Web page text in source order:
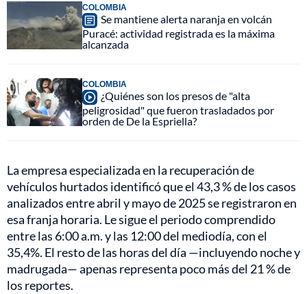
COLOMBIA
Se mantiene alerta naranja en volcán
Puracé: actividad registrada es la máxima
alcanzada
COLOMBIA
¿Quiénes son los presos de "alta
peligrosidad" que fueron trasladados por
orden de De la Espriella?
La empresa especializada en la recuperación de
vehículos hurtados identificó que el 43,3 % de los casos
analizados entre abril y mayo de 2025 se registraron en
esa franja horaria. Le sigue el periodo comprendido
entre las 6:00 a.m. y las 12:00 del mediodía, con el
35,4%. El resto de las horas del día —incluyendo noche y
madrugada— apenas representa poco más del 21 % de
los reportes.